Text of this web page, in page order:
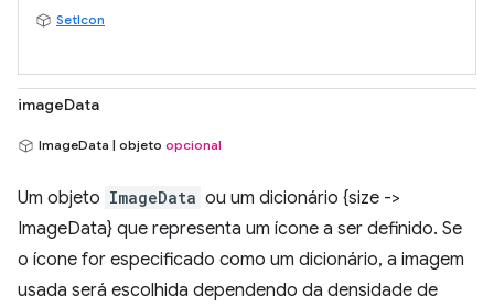
SetIcon
imageData
ImageData | objeto opcional
Um objeto ImageData ou um dicionário {size ->
ImageData} que representa um ícone a ser definido. Se
o ícone for especificado como um dicionário, a imagem
usada será escolhida dependendo da densidade de